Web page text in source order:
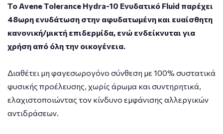
Το Avene Tolerance Hydra-10 Ενυδατικό Fluid παρέχει
48ωρη ενυδάτωση στην αφυδατωμένη και ευαίσθητη
κανονική/μικτή επιδερμίδα, ενώ ενδείκνυται για
χρήση από όλη την οικογένεια.
Διαθέτει μη φαγεσωρογόνο σύνθεση με 100% συστατικά
φυσικής προέλευσης, χωρίς άρωμα και συντηρητικά,
ελαχιστοποιώντας τον κίνδυνο εμφάνισης αλλεργικών
αντιδράσεων.